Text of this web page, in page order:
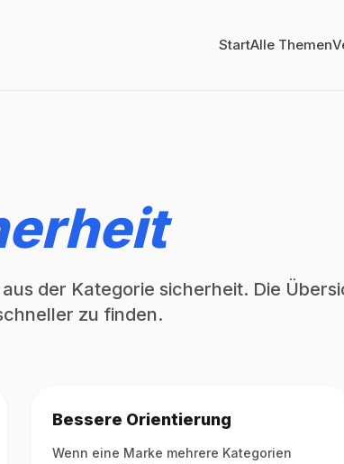
StartAlle Themen
der Kategorie sicherheit. Die
zu finden.
Bessere Orientierung
Wenn eine Marke mehrere Kategorien